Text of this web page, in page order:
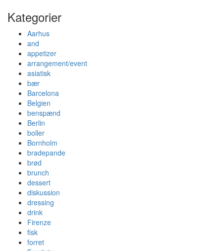
Kategorier
Aarhus
and
appetizer
arrangement/event
asiatisk
bær
Barcelona
Belgien
benspænd
Berlin
boller
Bornholm
bradepande
brød
brunch
dessert
diskussion
dressing
drink
Firenze
fisk
forret